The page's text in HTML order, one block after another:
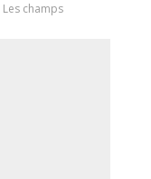
Les champs